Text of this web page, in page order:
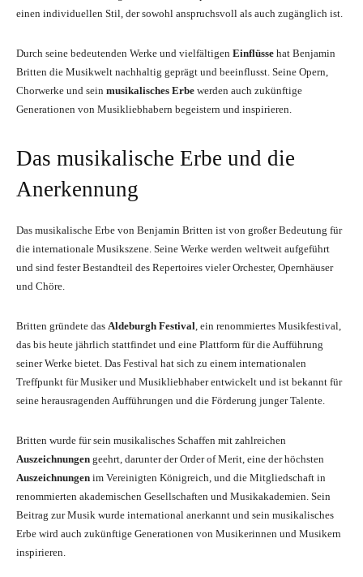
einen individuellen Stil, der sowohl anspruchsvoll als auch zugänglich ist.
Durch seine bedeutenden Werke und vielfältigen Einflüsse hat Benjamin
Britten die Musikwelt nachhaltig geprägt und beeinflusst. Seine Opern,
Chorwerke und sein musikalisches Erbe werden auch zukünftige
Generationen von Musikliebhabern begeistern und inspirieren.
Das musikalische Erbe und die
Anerkennung
Das musikalische Erbe von Benjamin Britten ist von großer Bedeutung für
die internationale Musikszene. Seine Werke werden weltweit aufgeführt
und sind fester Bestandteil des Repertoires vieler Orchester, Opernhäuser
und Chöre.
Britten gründete das Aldeburgh Festival, ein renommiertes Musikfestival,
das bis heute jährlich stattfindet und eine Plattform für die Aufführung
seiner Werke bietet. Das Festival hat sich zu einem internationalen
Treffpunkt für Musiker und Musikliebhaber entwickelt und ist bekannt für
seine herausragenden Aufführungen und die Förderung junger Talente.
Britten wurde für sein musikalisches Schaffen mit zahlreichen
Auszeichnungen geehrt, darunter der Order of Merit, eine der höchsten
Auszeichnungen im Vereinigten Königreich, und die Mitgliedschaft in
renommierten akademischen Gesellschaften und Musikakademien. Sein
Beitrag zur Musik wurde international anerkannt und sein musikalisches
Erbe wird auch zukünftige Generationen von Musikerinnen und Musikern
inspirieren.